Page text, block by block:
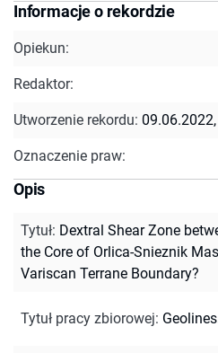
Informacje o rekordzie
Opiekun:
Redaktor:
Utworzenie rekordu:
Oznaczenie praw:
Opis
Tytuł: Dextral Shear Zone
the Core of Orlica-Snieznik
Variscan Terrane Boundary?
Tytuł pracy zbiorowej: